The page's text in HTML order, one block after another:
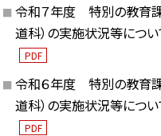
令和７年度 特別の教育
道科）の実施状況等につい
PDF
令和６年度 特別の教育
道科）の実施状況等につい
PDF